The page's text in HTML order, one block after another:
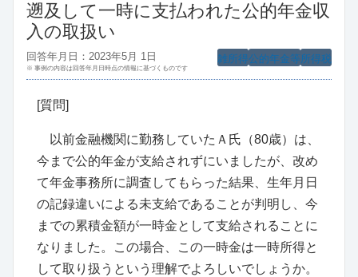
遡及して一時に支払われた公的年金収
入の取扱い
所得税
公的年金等
雑所得
回答年月日：2023年5月 1日
※ 事例の内容は回答年月日時点の情報に基づくものです
[質問]
以前金融機関に勤務していたＡ氏（80歳）は、
今まで公的年金が支給されずにいましたが、改め
て年金事務所に調査してもらった結果、生年月日
の記録違いによる未支給であることが判明し、今
までの累積金額が一時金として支給されることに
なりました。この場合、この一時金は一時所得と
して取り扱うという理解でよろしいでしょうか。